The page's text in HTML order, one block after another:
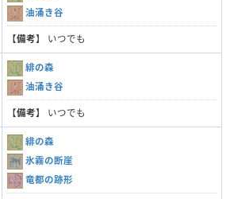
油涌き谷
【備考】 いつでも
緋の森
油涌き谷
【備考】 いつでも
緋の森
氷霧の断崖
竜都の跡形